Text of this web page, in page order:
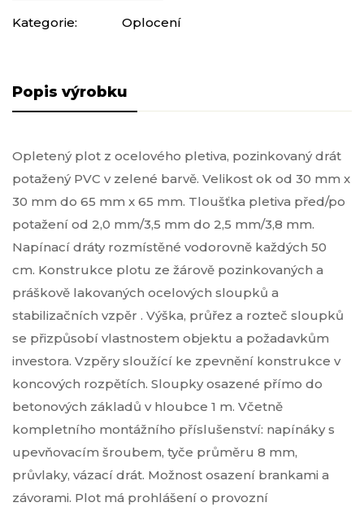
Kategorie: Oplocení
Popis produktu
Opletený plot z ocelového pletiva, pozinkovaný drát
potažený PVC v zelené barvě. Velikost ok od 30 mm x
30 mm do 65 mm x 65 mm. Tloušťka pletiva před/po
potažení od 2,0 mm/3,5 mm do 2,5 mm/3,8 mm.
Napínací dráty rozmístěné vodorovně každých 50
cm. Konstrukce plotu ze žárově pozinkovaných a
práškově lakovaných ocelových sloupků a
stabilizačních vzpěr . Výška, průřez a rozteč sloupků
se přizpůsobí vlastnostem objektu a požadavkům
investora. Vzpěry sloužící ke zpevnění konstrukce v
koncových rozpětích. Sloupky osazené přímo do
betonových základů v hloubce 1 m. Včetně
kompletního montážního příslušenství: napínáky s
upevňovacím šroubem, tyče průměru 8 mm,
průvlaky, vázací drát. Možnost osazení brankami a
závorami. Plot má prohlášení o provozní